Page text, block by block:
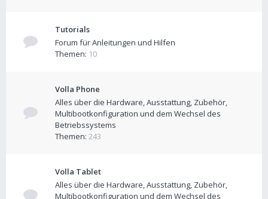
Tutorials
Forum für Anleitungen und Hilfen
Themen: 10
Volla Phone
Alles über die Hardware, Ausstattung, Zubehör,
Multibootkonfiguration und dem Wechsel des
Betriebssystems
Themen: 243
Volla Tablet
Alles über die Hardware, Ausstattung, Zubehör,
Multibootkonfiguration und dem Wechsel des